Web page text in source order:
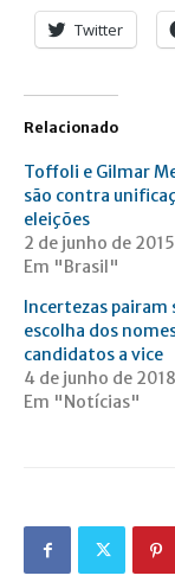
Twitter
Relacionado
Toffoli e Gilmar
são contra
eleições
2 de junho de 2015
Em "Brasil"
Incertezas pairam
escolha dos
candidatos a vice
4 de junho de 2018
Em "Notícias"